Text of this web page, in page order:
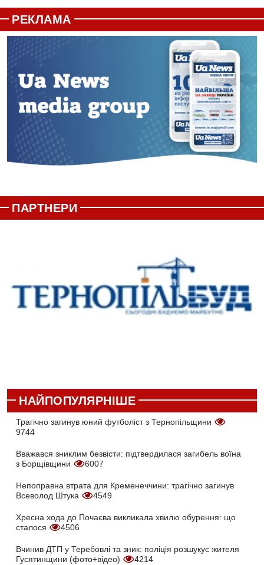
РЕКЛАМА
ПАРТНЕРИ
НАЙПОПУЛЯРНІШЕ
Трагічно загинув юний футболіст з Тернопільщини
9744
Вважався зниклим безвісти: підтвердилася загибель воїна
з Борщівщини
6007
Непоправна втрата для Кременеччини: трагічно загинув
Всеволод Штука
4549
Хресна хода до Почаєва викликала хвилю обурення: що
сталося
4506
Вчинив ДТП у Теребовлі та зник: поліція розшукує жителя
Гусятинщини (фото+відео)
4214